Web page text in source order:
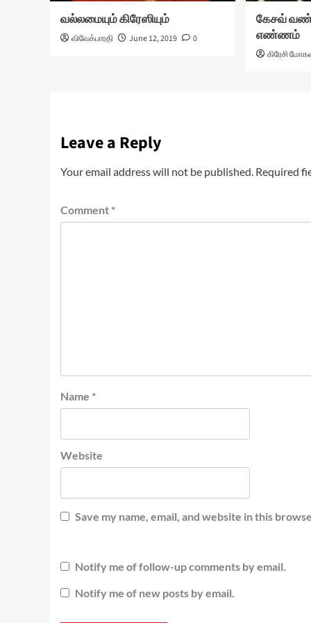
வல்லமையும் கிரேஸியும்
விவேக்பாரதி June 12, 2019 0
கேசவ்
எண்ணம்
கிரேசி
Leave a Reply
Your email address will not be published. Required
Comment *
Name *
Website
Save my name, email, and website in this
Notify me of follow-up comments by email.
Notify me of new posts by email.